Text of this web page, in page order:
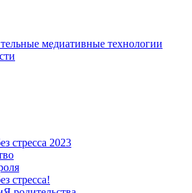
медиативные технологии
стресса 2023
стресса!